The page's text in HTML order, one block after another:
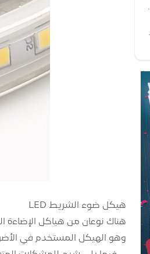
هيكل ضوء الشريط LED
وهو الهيكل المستخدم في